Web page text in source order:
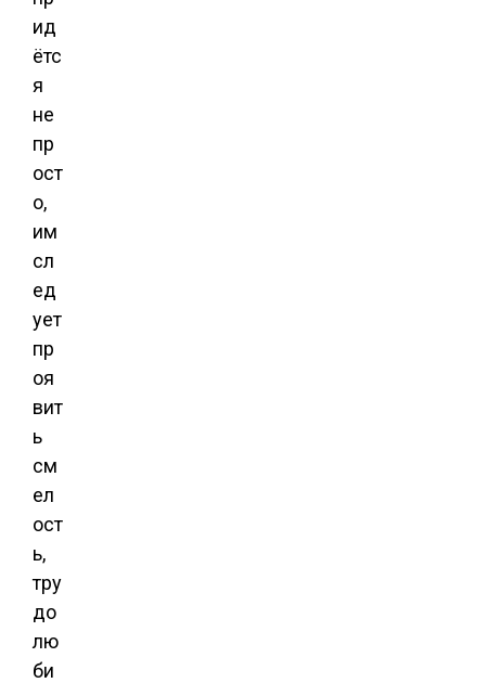
ид
ётс
я
не
пр
ост
о,
им
сл
ед
ует
пр
оя
вит
ь
см
ел
ост
ь,
тру
до
лю
би